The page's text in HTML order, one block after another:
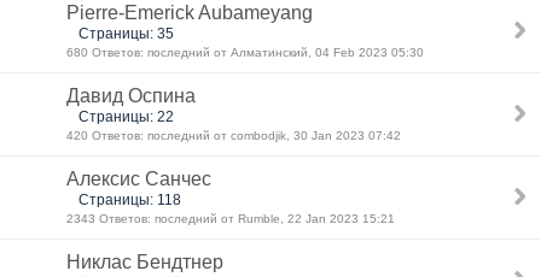
Pierre-Emerick Aubameyang
Страницы: 35
680 Ответов: последний от Алматинский, 04 Feb 2023 05:30
Давид Оспина
Страницы: 22
420 Ответов: последний от combodjik, 30 Jan 2023 07:42
Алексис Санчес
Страницы: 118
2343 Ответов: последний от Rumble, 22 Jan 2023 15:21
Никлас Бендтнер